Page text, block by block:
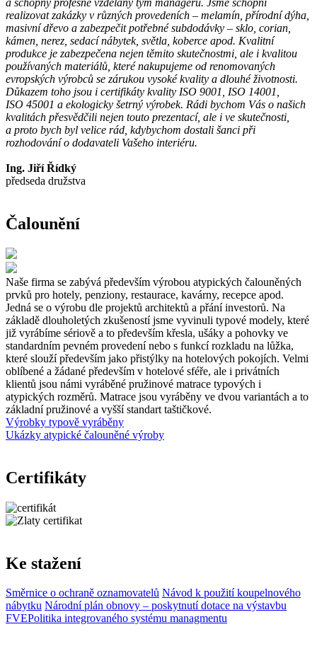
a schopný profesně vzdělaný tým managerů. Jsme schopni
realizovat zakázky v různých provedeních – melamín, přírodní dýha,
masivní dřevo a zabezpečit potřebné subdodávky – sklo, corian,
kámen, nerez, sedací nábytek, světla, koberce apod. Kvalitní
produkce je zabezpečena nejen těmito skutečnostmi, ale i kvalitou
používaných materiálů, které nakupujeme od renomovaných
evropských výrobců se zárukou vysoké kvality a dlouhé životnosti.
Důkazem toho jsou i certifikáty kvality ISO 9001, ISO 14001,
ISO 45001 a ekologicky šetrný výrobek. Rádi bychom Vás o našich
kvalitách přesvědčili nejen touto prezentací, ale i ve skutečnosti,
a proto bych byl velice rád, kdybychom dostali šanci při
rozhodování o dodavateli Vašeho interiéru.
Ing. Jiří Řídký
předseda družstva
Čalounění
Naše firma se zabývá především výrobou atypických čalouněných
prvků pro hotely, penziony, restaurace, kavárny, recepce apod.
Jedná se o výrobu dle projektů architektů a přání investorů. Na
základě dlouholetých zkušeností jsme vyvinuli typové modely, které
již vyrábíme sériově a to především křesla, ušáky a pohovky ve
standardním pevném provedení nebo s funkcí rozkladu na lůžka,
které slouží především jako přistýlky na hotelových pokojích. Velmi
oblíbené a žádané především v hotelové sféře, ale i privátních
klientů jsou námi vyráběné pružinové matrace typových i
atypických rozměrů. Matrace jsou vyráběny ve dvou variantách a to
základní pružinové a vyšší standart taštičkové.
Výrobky typově vyráběny
Ukázky atypické čalouněné výroby
Certifikáty
Ke stažení
Směrnice o ochraně oznamovatelů Návod k použití koupelnového
nábytku Národní plán obnovy – poskytnutí dotace na výstavbu
FVEPolitika integrovaného systému managmentu